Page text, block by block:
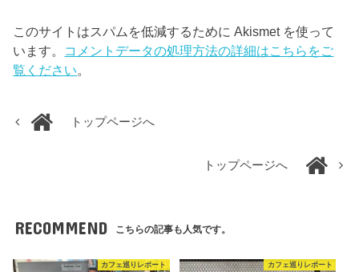
このサイトはスパムを低減するために Akismet を使って
います。 コメントデータの処理方法の詳細はこちらをご
覧ください。
トップページへ
トップページへ
RECOMMEND こちらの記事も人気です。
カフェ巡りレポート カフェ巡りレポート